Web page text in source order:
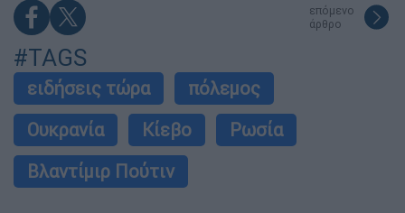
επόμενο
άρθρο
#TAGS
ειδήσεις τώρα
πόλεμος
Ουκρανία
Κίεβο
Ρωσία
Βλαντίμιρ Πούτιν